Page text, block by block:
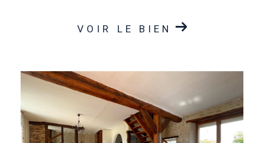
VOIR LE BIEN